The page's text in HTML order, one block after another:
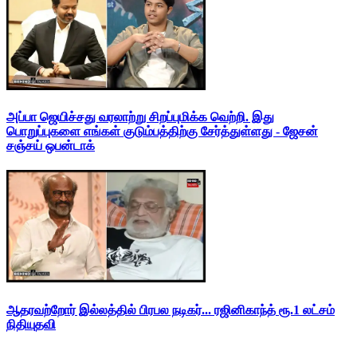
அப்பா ஜெயிச்சது வரலாற்று சிறப்புமிக்க வெற்றி. இது
பொறுப்புகளை எங்கள் குடும்பத்திற்கு சேர்த்துள்ளது - ஜேசன்
சஞ்சய் ஒபன்டாக்
ஆதரவற்றோர் இல்லத்தில் பிரபல நடிகர்... ரஜினிகாந்த் ரூ.1 லட்சம்
நிதியுதவி